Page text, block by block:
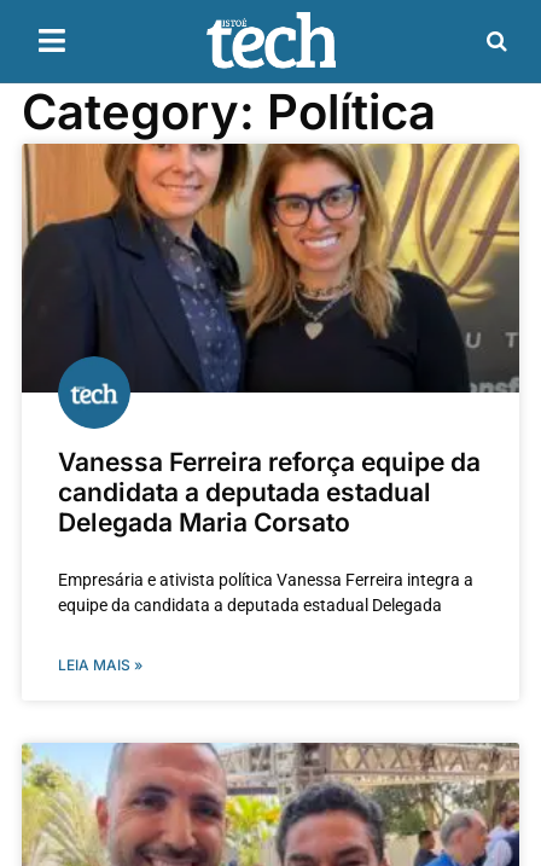
Category: Política
Vanessa Ferreira reforça equipe da
candidata a deputada estadual
Delegada Maria Corsato
Empresária e ativista política Vanessa Ferreira integra a
equipe da candidata a deputada estadual Delegada
LEIA MAIS »